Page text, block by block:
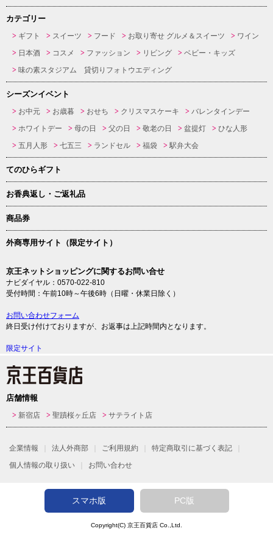
カテゴリー
ギフト スイーツ フード お取り寄せ グルメ＆スイーツ
ワイン
日本酒
コスメ ファッション リビング
ベビー・キッズ
味の素スタジアム 貸切りフォトウエディング
シーズンイベント
お中元 お歳暮 おせち クリスマスケーキ
バレンタインデー
ホワイトデー
母の日 父の日 敬老の日 盆提灯
ひな人形
五月人形
七五三 ランドセル 福袋 駅弁大会
てのひらギフト
お香典返し・ご返礼品
商品券
外商専用サイト（限定サイト）
京王ネットショッピングに関するお問い合せ
ナビダイヤル：0570-022-810
受付時間：午前10時～午後6時（日曜・休業日除く）
お問い合わせフォーム
終日受け付けておりますが、お返事は上記時間内となります。
限定サイト
店舗情報
新宿店 聖蹟桜ヶ丘店 サテライト店
企業情報 法人外商部 ご利用規約
特定商取引に基づく表記
個人情報の取り扱い
お問い合わせ
スマホ版 PC版
Copyright(C) 京王百貨店 Co.,Ltd.